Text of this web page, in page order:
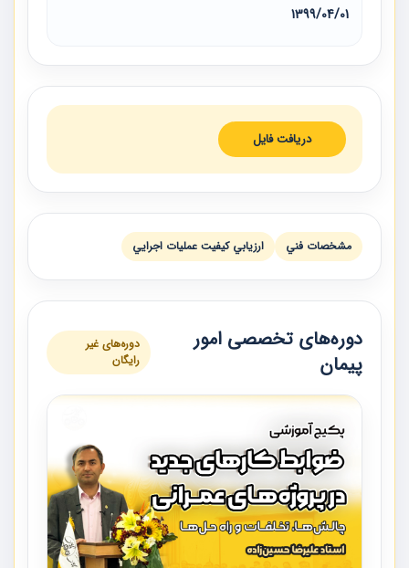
1399/04/01
دریافت فایل
مشخصات فني ارزيابي كيفيت عمليات اجرايي
دوره‌های تخصصی امور
پیمان
دوره‌های غیر
رایگان